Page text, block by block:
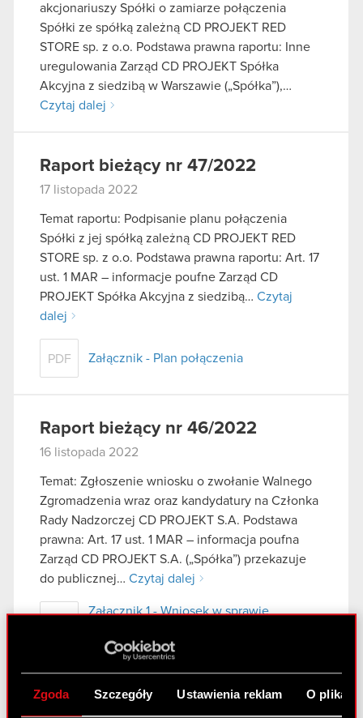
Zgoda Szczegóły Ustawienia reklam O
akcjonariuszy Spółki o zamiarze połączenia
Spółki ze spółką zależną CD PROJEKT RED
STORE sp. z o.o. Podstawa prawna raportu: Inne
uregulowania Zarząd CD PROJEKT Spółka
Akcyjna z siedzibą w Warszawie („Spółka”),…
Czytaj dalej
Raport bieżący nr 47/2022
17 listopada 2022
Temat raportu: Podpisanie planu połączenia
Spółki z jej spółką zależną CD PROJEKT RED
STORE sp. z o.o. Podstawa prawna raportu: Art. 17
ust. 1 MAR – informacje poufne Zarząd CD
PROJEKT Spółka Akcyjna z siedzibą… Czytaj
dalej
PDF Załącznik - Plan połączenia
Raport bieżący nr 46/2022
16 listopada 2022
Temat: Zgłoszenie wniosku o zwołanie Walnego
Zgromadzenia wraz oraz kandydatury na Członka
Rady Nadzorczej CD PROJEKT S.A. Podstawa
prawna: Art. 17 ust. 1 MAR – informacja poufna
Zarząd CD PROJEKT S.A. („Spółka”) przekazuje
do publicznej… Czytaj dalej
Załącznik 1 - Wniosek w sprawie
Załącznik 2 - Oświadczenie odnośnie
pełnienia funkcji